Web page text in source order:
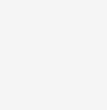
elérést, online